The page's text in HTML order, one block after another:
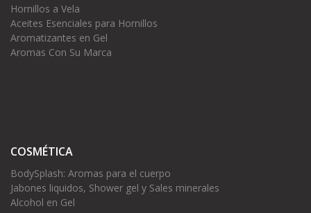
Hornillos a Vela
Aceites Esenciales para Hornillos
Aromatizantes en Gel
Aromas Con Su Marca
COSMÉTICA
BodySplash: Aromas para el cuerpo
Jabones liquidos, Shower gel y Sales minerales
Alcohol en Gel